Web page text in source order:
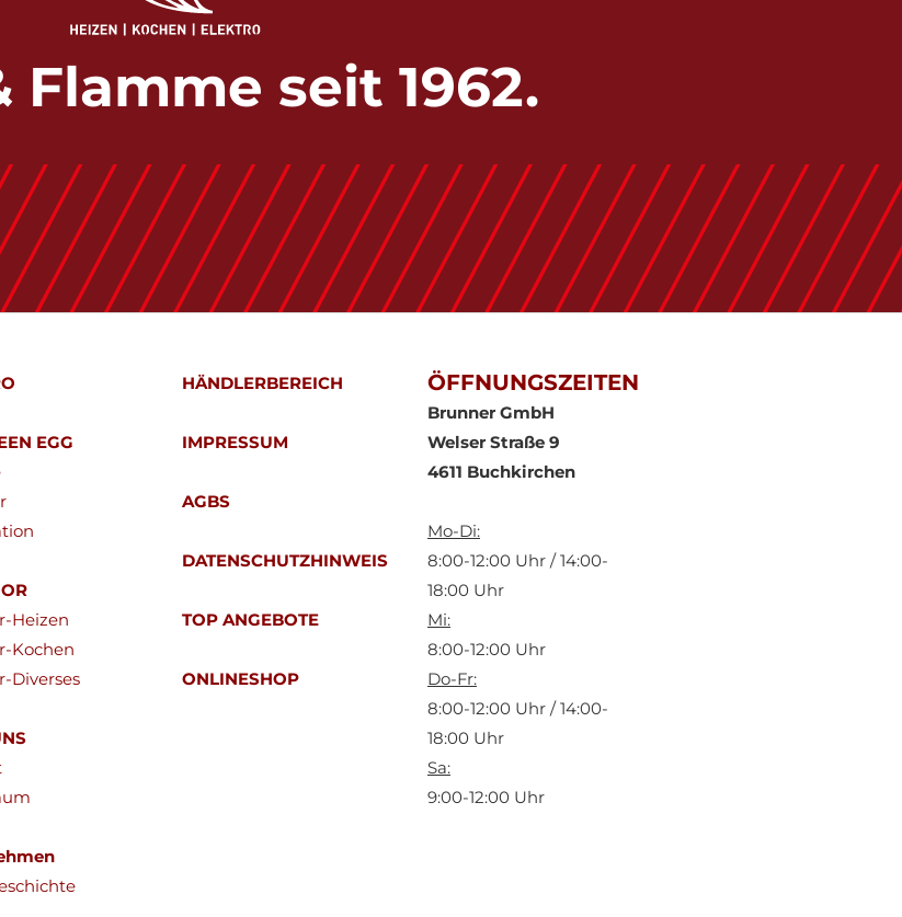
Flamme seit 1962.
EGG
Heizen
Kochen
Diverses
HÄNDLERBEREICH
IMPRESSUM
AGBS
DATENSCHUTZHINWEIS
TOP ANGEBOTE
ONLINESHOP
ÖFFNUNGSZEITEN
Brunner GmbH
Welser Straße 9
4611 Buchkirchen
Mo-Di:
8:00-12:00 Uhr / 14:00-
18:00 Uhr
Mi:
8:00-12:00 Uhr
Do-Fr:
8:00-12:00 Uhr / 14:00-
18:00 Uhr
Sa:
9:00-12:00 Uhr